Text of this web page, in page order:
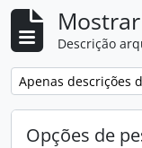
Descrição
Remove filter:
Apenas descrições
Opções de